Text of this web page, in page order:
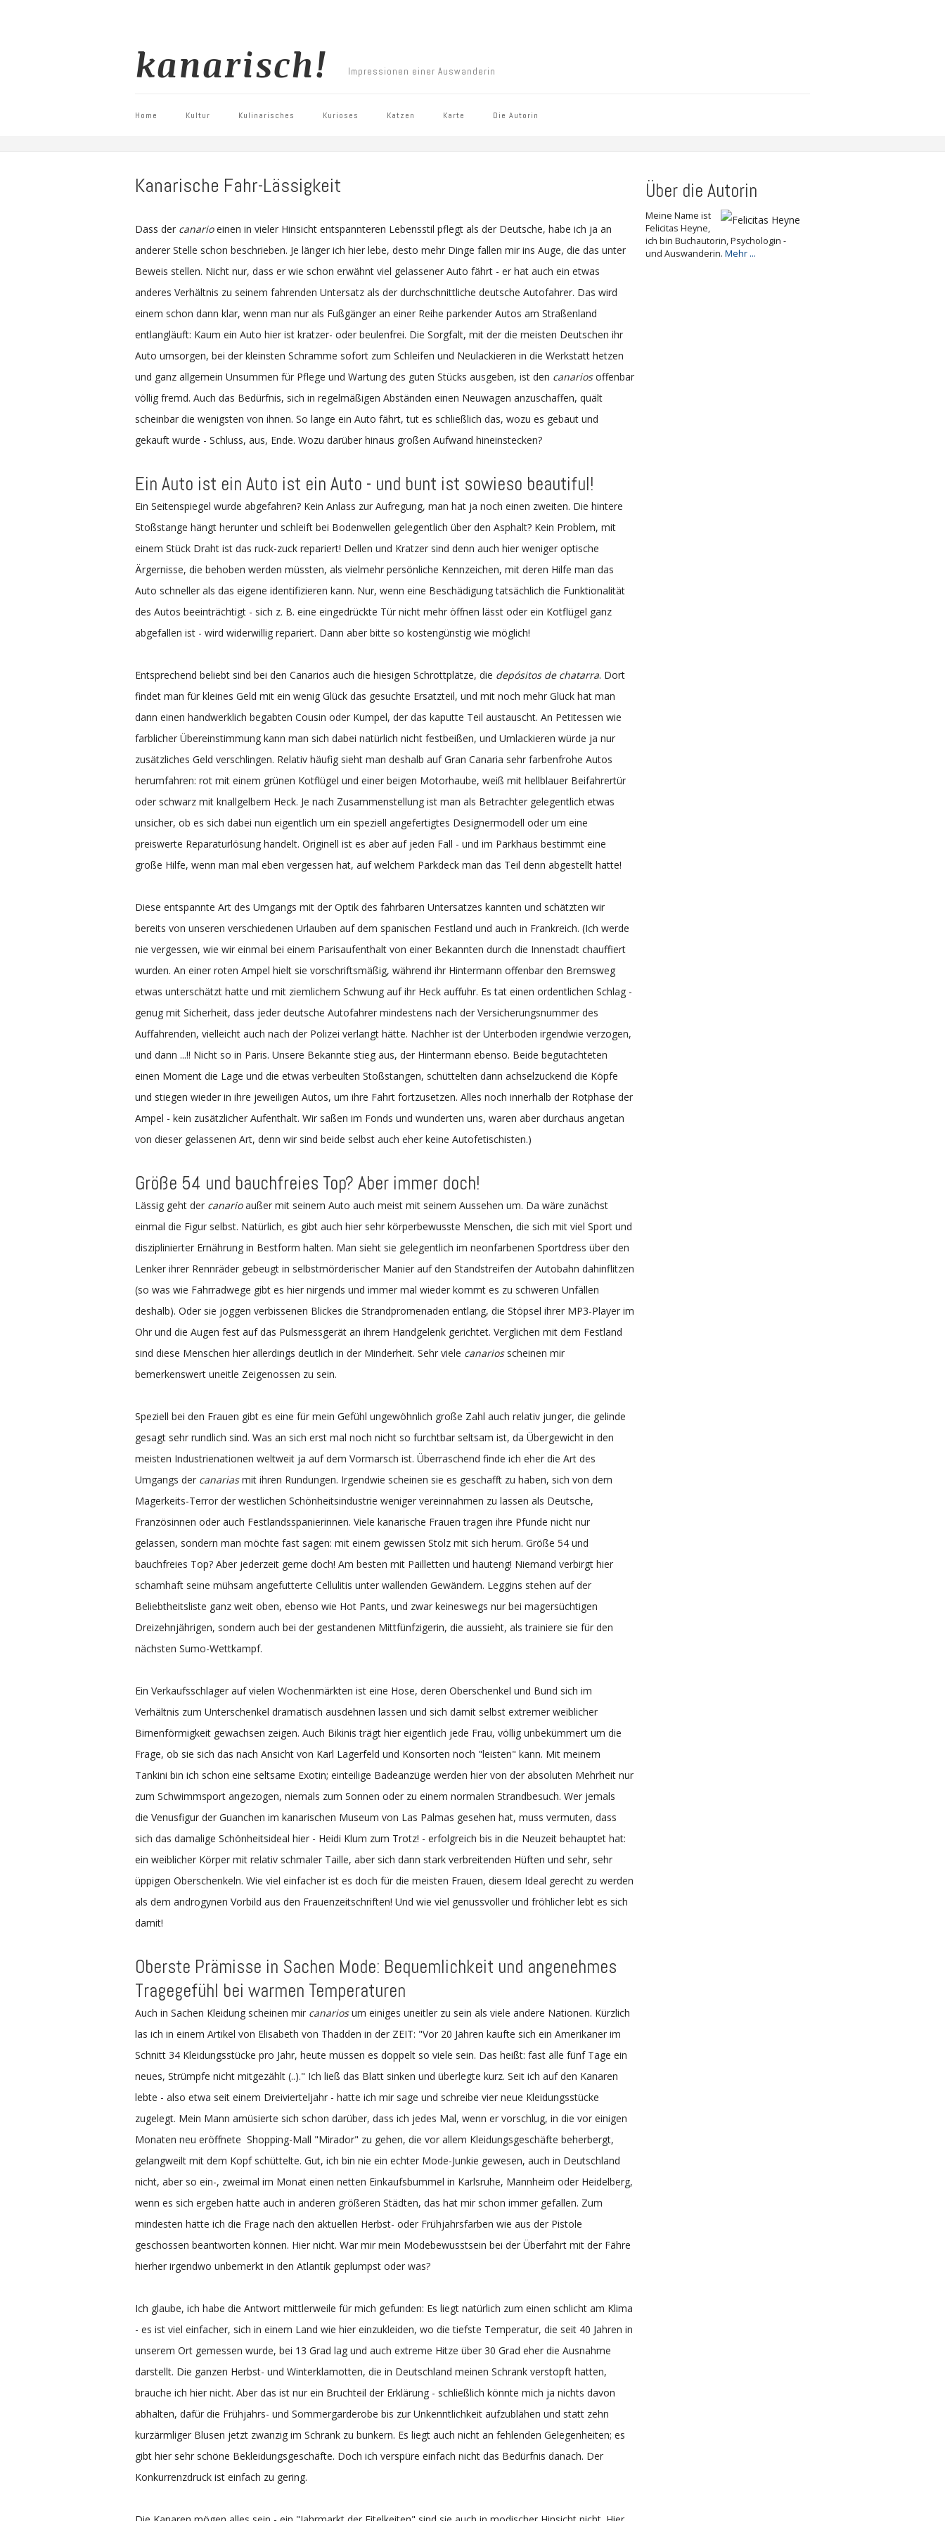
kanarisch! Impressionen einer Auswanderin
Home Kultur Kulinarisches Kurioses Katzen Karte Die Autorin
Kanarische Fahr-Lässigkeit
Dass der canarioeinen in vieler Hinsicht entspannteren Lebensstil pflegt als der Deutsche, habe ich ja an
anderer Stelle schon beschrieben. Je länger ich hier lebe, desto mehr Dinge fallen mir ins Auge, die das unter
Beweis stellen. Nicht nur, dass er wie schon erwähnt viel gelassener Auto fährt - er hat auch ein etwas
anderes Verhältnis zu seinem fahrenden Untersatz als der durchschnittliche deutsche Autofahrer. Das wird
einem schon dann klar, wenn man nur als Fußgänger an einer Reihe parkender Autos am Straßenland
entlangläuft: Kaum ein Auto hier ist kratzer- oder beulenfrei. Die Sorgfalt, mit der die meisten Deutschen ihr
Auto umsorgen, bei der kleinsten Schramme sofort zum Schleifen und Neulackieren in die Werkstatt hetzen
und ganz allgemein Unsummen für Pflege und Wartung des guten Stücks ausgeben, ist den canariosoffenbar
völlig fremd. Auch das Bedürfnis, sich in regelmäßigen Abständen einen Neuwagen anzuschaffen, quält
scheinbar die wenigsten von ihnen. So lange ein Auto fährt, tut es schließlich das, wozu es gebaut und
gekauft wurde - Schluss, aus, Ende. Wozu darüber hinaus großen Aufwand hineinstecken?
Ein Auto ist ein Auto ist ein Auto - und bunt ist sowieso beautiful!
Ein Seitenspiegel wurde abgefahren? Kein Anlass zur Aufregung, man hat ja noch einen zweiten. Die hintere
Stoßstange hängt herunter und schleift bei Bodenwellen gelegentlich über den Asphalt? Kein Problem, mit
einem Stück Draht ist das ruck-zuck repariert! Dellen und Kratzer sind denn auch hier weniger optische
Ärgernisse, die behoben werden müssten, als vielmehr persönliche Kennzeichen, mit deren Hilfe man das
Auto schneller als das eigene identifizieren kann. Nur, wenn eine Beschädigung tatsächlich die Funktionalität
des Autos beeinträchtigt - sich z. B. eine eingedrückte Tür nicht mehr öffnen lässt oder ein Kotflügel ganz
abgefallen ist - wird widerwillig repariert. Dann aber bitte so kostengünstig wie möglich!
Entsprechend beliebt sind bei den Canarios auch die hiesigen Schrottplätze, die depósitos de chatarra. Dort
findet man für kleines Geld mit ein wenig Glück das gesuchte Ersatzteil, und mit noch mehr Glück hat man
dann einen handwerklich begabten Cousin oder Kumpel, der das kaputte Teil austauscht. An Petitessen wie
farblicher Übereinstimmung kann man sich dabei natürlich nicht festbeißen, und Umlackieren würde ja nur
zusätzliches Geld verschlingen. Relativ häufig sieht man deshalb auf Gran Canaria sehr farbenfrohe Autos
herumfahren: rot mit einem grünen Kotflügel und einer beigen Motorhaube, weiß mit hellblauer Beifahrertür
oder schwarz mit knallgelbem Heck. Je nach Zusammenstellung ist man als Betrachter gelegentlich etwas
unsicher, ob es sich dabei nun eigentlich um ein speziell angefertigtes Designermodell oder um eine
preiswerte Reparaturlösung handelt. Originell ist es aber auf jeden Fall - und im Parkhaus bestimmt eine
große Hilfe, wenn man mal eben vergessen hat, auf welchem Parkdeck man das Teil denn abgestellt hatte!
Diese entspannte Art des Umgangs mit der Optik des fahrbaren Untersatzes kannten und schätzten wir
bereits von unseren verschiedenen Urlauben auf dem spanischen Festland und auch in Frankreich. (Ich werde
nie vergessen, wie wir einmal bei einem Parisaufenthalt von einer Bekannten durch die Innenstadt chauffiert
wurden. An einer roten Ampel hielt sie vorschriftsmäßig, während ihr Hintermann offenbar den Bremsweg
etwas unterschätzt hatte und mit ziemlichem Schwung auf ihr Heck auffuhr. Es tat einen ordentlichen Schlag -
genug mit Sicherheit, dass jeder deutsche Autofahrer mindestens nach der Versicherungsnummer des
Auffahrenden, vielleicht auch nach der Polizei verlangt hätte. Nachher ist der Unterboden irgendwie verzogen,
und dann ...!! Nicht so in Paris. Unsere Bekannte stieg aus, der Hintermann ebenso. Beide begutachteten
einen Moment die Lage und die etwas verbeulten Stoßstangen, schüttelten dann achselzuckend die Köpfe
und stiegen wieder in ihre jeweiligen Autos, um ihre Fahrt fortzusetzen. Alles noch innerhalb der Rotphase der
Ampel - kein zusätzlicher Aufenthalt. Wir saßen im Fonds und wunderten uns, waren aber durchaus angetan
von dieser gelassenen Art, denn wir sind beide selbst auch eher keine Autofetischisten.)
Größe 54 und bauchfreies Top? Aber immer doch!
Lässig geht der canarioaußer mit seinem Auto auch meist mit seinem Aussehen um. Da wäre zunächst
einmal die Figur selbst. Natürlich, es gibt auch hier sehr körperbewusste Menschen, die sich mit viel Sport und
disziplinierter Ernährung in Bestform halten. Man sieht sie gelegentlich im neonfarbenen Sportdress über den
Lenker ihrer Rennräder gebeugt in selbstmörderischer Manier auf den Standstreifen der Autobahn dahinflitzen
(so was wie Fahrradwege gibt es hier nirgends und immer mal wieder kommt es zu schweren Unfällen
deshalb). Oder sie joggen verbissenen Blickes die Strandpromenaden entlang, die Stöpsel ihrer MP3-Player im
Ohr und die Augen fest auf das Pulsmessgerät an ihrem Handgelenk gerichtet. Verglichen mit dem Festland
sind diese Menschen hier allerdings deutlich in der Minderheit. Sehr viele canariosscheinen mir
bemerkenswert uneitle Zeigenossen zu sein.
Speziell bei den Frauen gibt es eine für mein Gefühl ungewöhnlich große Zahl auch relativ junger, die gelinde
gesagt sehr rundlich sind. Was an sich erst mal noch nicht so furchtbar seltsam ist, da Übergewicht in den
meisten Industrienationen weltweit ja auf dem Vormarsch ist. Überraschend finde ich eher die Art des
Umgangs der canariasmit ihren Rundungen. Irgendwie scheinen sie es geschafft zu haben, sich von dem
Magerkeits-Terror der westlichen Schönheitsindustrie weniger vereinnahmen zu lassen als Deutsche,
Französinnen oder auch Festlandsspanierinnen. Viele kanarische Frauen tragen ihre Pfunde nicht nur
gelassen, sondern man möchte fast sagen: mit einem gewissen Stolz mit sich herum. Größe 54 und
bauchfreies Top? Aber jederzeit gerne doch! Am besten mit Pailletten und hauteng! Niemand verbirgt hier
schamhaft seine mühsam angefutterte Cellulitis unter wallenden Gewändern. Leggins stehen auf der
Beliebtheitsliste ganz weit oben, ebenso wie Hot Pants, und zwar keineswegs nur bei magersüchtigen
Dreizehnjährigen, sondern auch bei der gestandenen Mittfünfzigerin, die aussieht, als trainiere sie für den
nächsten Sumo-Wettkampf.
Ein Verkaufsschlager auf vielen Wochenmärkten ist eine Hose, deren Oberschenkel und Bund sich im
Verhältnis zum Unterschenkel dramatisch ausdehnen lassen und sich damit selbst extremer weiblicher
Birnenförmigkeit gewachsen zeigen. Auch Bikinis trägt hier eigentlich jede Frau, völlig unbekümmert um die
Frage, ob sie sich das nach Ansicht von Karl Lagerfeld und Konsorten noch "leisten" kann. Mit meinem
Tankini bin ich schon eine seltsame Exotin; einteilige Badeanzüge werden hier von der absoluten Mehrheit nur
zum Schwimmsport angezogen, niemals zum Sonnen oder zu einem normalen Strandbesuch. Wer jemals
die Venusfigur der Guanchen im kanarischen Museum von Las Palmas gesehen hat, muss vermuten, dass
sich das damalige Schönheitsideal hier - Heidi Klum zum Trotz! - erfolgreich bis in die Neuzeit behauptet hat:
ein weiblicher Körper mit relativ schmaler Taille, aber sich dann stark verbreitenden Hüften und sehr, sehr
üppigen Oberschenkeln. Wie viel einfacher ist es doch für die meisten Frauen, diesem Ideal gerecht zu werden
als dem androgynen Vorbild aus den Frauenzeitschriften! Und wie viel genussvoller und fröhlicher lebt es sich
damit!
Oberste Prämisse in Sachen Mode: Bequemlichkeit und angenehmes
Tragegefühl bei warmen Temperaturen
Auch in Sachen Kleidung scheinen mir canariosum einiges uneitler zu sein als viele andere Nationen. Kürzlich
las ich in einem Artikel von Elisabeth von Thadden in der ZEIT: "Vor 20 Jahren kaufte sich ein Amerikaner im
Schnitt 34 Kleidungsstücke pro Jahr, heute müssen es doppelt so viele sein. Das heißt: fast alle fünf Tage ein
neues, Strümpfe nicht mitgezählt (..)." Ich ließ das Blatt sinken und überlegte kurz. Seit ich auf den Kanaren
lebte - also etwa seit einem Dreivierteljahr - hatte ich mir sage und schreibe vier neue Kleidungsstücke
zugelegt. Mein Mann amüsierte sich schon darüber, dass ich jedes Mal, wenn er vorschlug, in die vor einigen
Monaten neu eröffnete Shopping-Mall "Mirador" zu gehen, die vor allem Kleidungsgeschäfte beherbergt,
gelangweilt mit dem Kopf schüttelte. Gut, ich bin nie ein echter Mode-Junkie gewesen, auch in Deutschland
nicht, aber so ein-, zweimal im Monat einen netten Einkaufsbummel in Karlsruhe, Mannheim oder Heidelberg,
wenn es sich ergeben hatte auch in anderen größeren Städten, das hat mir schon immer gefallen. Zum
mindesten hätte ich die Frage nach den aktuellen Herbst- oder Frühjahrsfarben wie aus der Pistole
geschossen beantworten können. Hier nicht. War mir mein Modebewusstsein bei der Überfahrt mit der Fähre
hierher irgendwo unbemerkt in den Atlantik geplumpst oder was?
Ich glaube, ich habe die Antwort mittlerweile für mich gefunden: Es liegt natürlich zum einen schlicht am Klima
- es ist viel einfacher, sich in einem Land wie hier einzukleiden, wo die tiefste Temperatur, die seit 40 Jahren in
unserem Ort gemessen wurde, bei 13 Grad lag und auch extreme Hitze über 30 Grad eher die Ausnahme
darstellt. Die ganzen Herbst- und Winterklamotten, die in Deutschland meinen Schrank verstopft hatten,
brauche ich hier nicht. Aber das ist nur ein Bruchteil der Erklärung - schließlich könnte mich ja nichts davon
abhalten, dafür die Frühjahrs- und Sommergarderobe bis zur Unkenntlichkeit aufzublähen und statt zehn
kurzärmliger Blusen jetzt zwanzig im Schrank zu bunkern. Es liegt auch nicht an fehlenden Gelegenheiten; es
gibt hier sehr schöne Bekleidungsgeschäfte. Doch ich verspüre einfach nicht das Bedürfnis danach. Der
Konkurrenzdruck ist einfach zu gering.
Über die Autorin
Meine Name ist
Felicitas Heyne,
ich bin Buchautorin, Psychologin -
und Auswanderin. Mehr ...